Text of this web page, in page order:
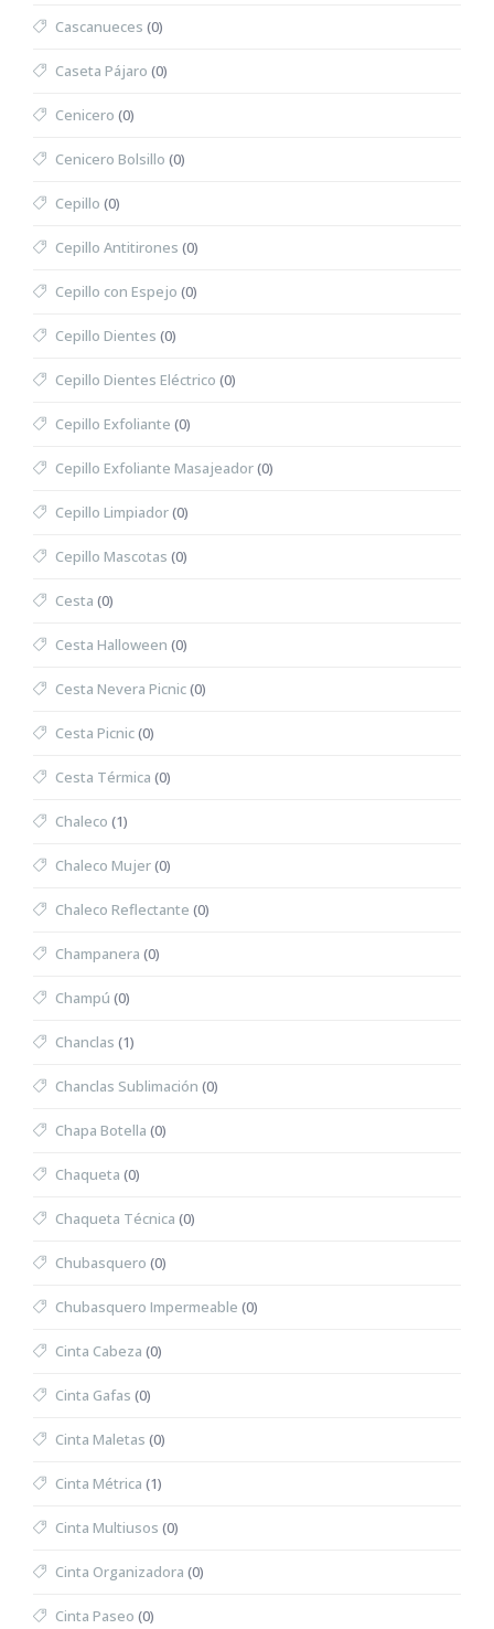
Cascanueces (0)
Caseta Pájaro (0)
Cenicero (0)
Cenicero Bolsillo (0)
Cepillo (0)
Cepillo Antitirones (0)
Cepillo con Espejo (0)
Cepillo Dientes (0)
Cepillo Dientes Eléctrico (0)
Cepillo Exfoliante (0)
Cepillo Exfoliante Masajeador(0)
Cepillo Limpiador(0)
Cepillo Mascotas (0)
Cesta (0)
Cesta Halloween (0)
Cesta Nevera Picnic(0)
Cesta Picnic(0)
Cesta Térmica (0)
Chaleco (1)
Chaleco Mujer(0)
Chaleco Reflectante (0)
Champanera (0)
Champú (0)
Chanclas (1)
Chanclas Sublimación (0)
Chapa Botella (0)
Chaqueta (0)
Chaqueta Técnica (0)
Chubasquero (0)
Chubasquero Impermeable (0)
Cinta Cabeza (0)
Cinta Gafas (0)
Cinta Maletas (0)
Cinta Métrica (1)
Cinta Multiusos (0)
Cinta Organizadora (0)
Cinta Paseo (0)